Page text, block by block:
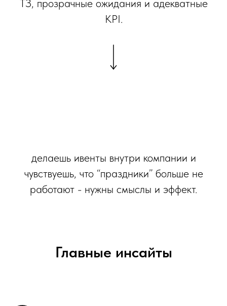
ТЗ, прозрачные ожидания и адекватные
KPI.
делаешь ивенты внутри компании и
чувствуешь, что “праздники” больше не
работают - нужны смыслы и эффект.
Главные инсайты